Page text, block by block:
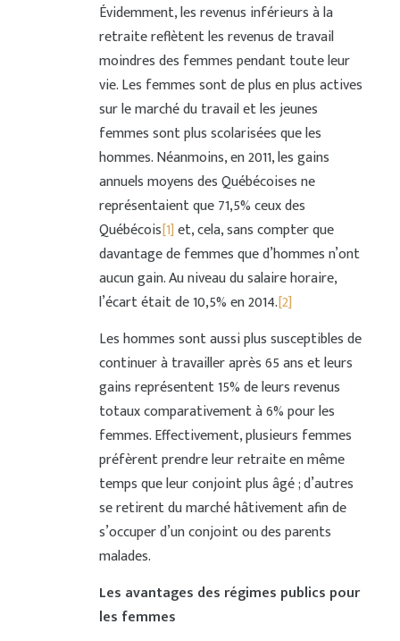
Évidemment, les revenus inférieurs à la
retraite reflètent les revenus de travail
moindres des femmes pendant toute leur
vie. Les femmes sont de plus en plus actives
sur le marché du travail et les jeunes
femmes sont plus scolarisées que les
hommes. Néanmoins, en 2011, les gains
annuels moyens des Québécoises ne
représentaient que 71,5% ceux des
Québécois[1]et, cela, sans compter que
davantage de femmes que d’hommes n’ont
aucun gain. Au niveau du salaire horaire,
l’écart était de 10,5% en 2014.[2]
Les hommes sont aussi plus susceptibles de
continuer à travailler après 65 ans et leurs
gains représentent 15% de leurs revenus
totaux comparativement à 6% pour les
femmes. Effectivement, plusieurs femmes
préfèrent prendre leur retraite en même
temps que leur conjoint plus âgé ; d’autres
se retirent du marché hâtivement afin de
s’occuper d’un conjoint ou des parents
malades.
Les avantages des régimes publics pour
les femmes